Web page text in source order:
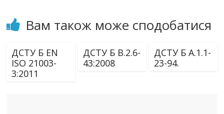
Вам також може сподобатися
ДСТУ Б EN
ISO 21003-
3:2011
ДСТУ Б В.2.6-
43:2008
ДСТУ Б А.1.1-
23-94.